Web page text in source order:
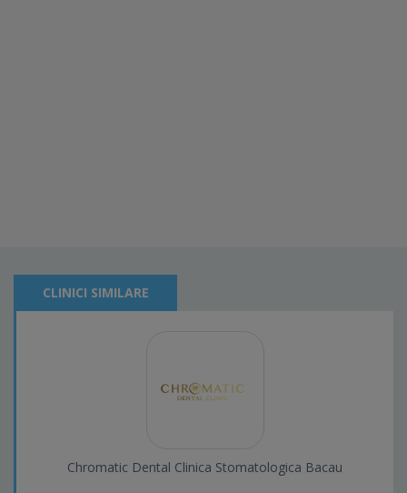
CLINICI SIMILARE
Chromatic Dental Clinica Stomatologica Bacau